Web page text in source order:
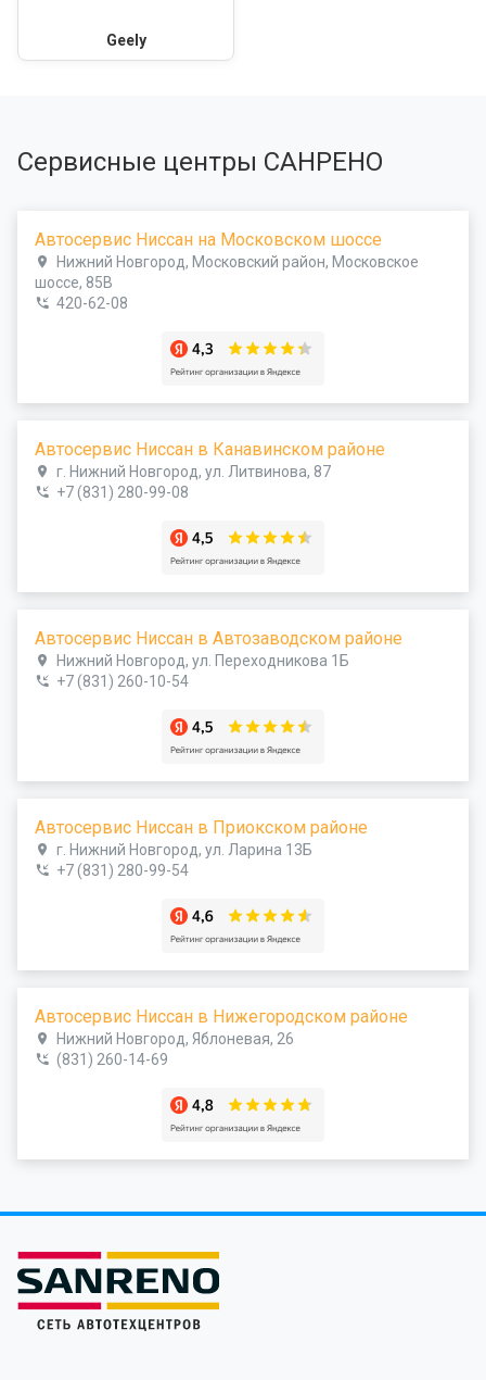
Geely
Сервисные центры САНРЕНО
Автосервис Ниссан на Московском шоссе
Нижний Новгород, Московский район, Московское
шоссе, 85В
420-62-08
Автосервис Ниссан в Канавинском районе
г. Нижний Новгород, ул. Литвинова, 87
+7 (831) 280-99-08
Автосервис Ниссан в Автозаводском районе
Нижний Новгород, ул. Переходникова 1Б
+7 (831) 260-10-54
Автосервис Ниссан в Приокском районе
г. Нижний Новгород, ул. Ларина 13Б
+7 (831) 280-99-54
Автосервис Ниссан в Нижегородском районе
Нижний Новгород, Яблоневая, 26
(831) 260-14-69